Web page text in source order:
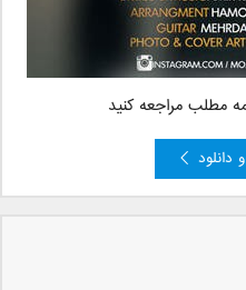
مطلب مراجعه کنید
دانلود